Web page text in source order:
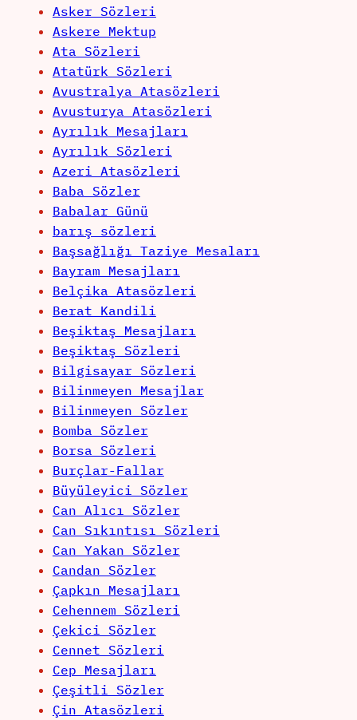
Asker Sözleri
Askere Mektup
Ata Sözleri
Atatürk Sözleri
Avustralya Atasözleri
Avusturya Atasözleri
Ayrılık Mesajları
Ayrılık Sözleri
Azeri Atasözleri
Baba Sözler
Babalar Günü
barış sözleri
Başsağlığı Taziye Mesaları
Bayram Mesajları
Belçika Atasözleri
Berat Kandili
Beşiktaş Mesajları
Beşiktaş Sözleri
Bilgisayar Sözleri
Bilinmeyen Mesajlar
Bilinmeyen Sözler
Bomba Sözler
Borsa Sözleri
Burçlar-Fallar
Büyüleyici Sözler
Can Alıcı Sözler
Can Sıkıntısı Sözleri
Can Yakan Sözler
Candan Sözler
Çapkın Mesajları
Cehennem Sözleri
Çekici Sözler
Cennet Sözleri
Cep Mesajları
Çeşitli Sözler
Çin Atasözleri